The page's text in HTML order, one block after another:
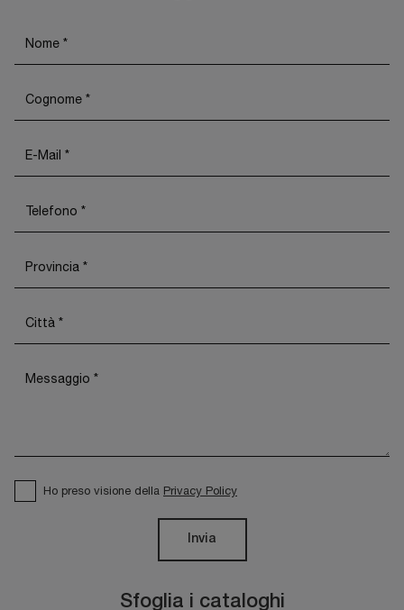
Sfoglia i cataloghi
Ho preso visione della Privacy Policy
Invia